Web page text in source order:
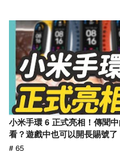
小米手環 6 正式亮相！傳聞
看？遊戲中也可以開長賜號
# 65